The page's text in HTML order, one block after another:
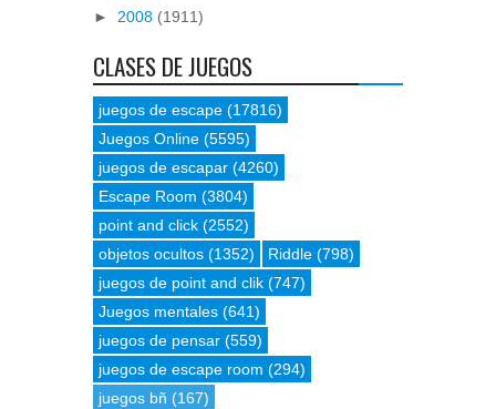
► 2008 (1911)
CLASES DE JUEGOS
juegos de escape (17816)
Juegos Online (5595)
juegos de escapar (4260)
Escape Room (3804)
point and click (2552)
objetos ocultos (1352) Riddle (798)
juegos de point and clik (747)
Juegos mentales (641)
juegos de pensar (559)
juegos de escape room (294)
juegos bñ (167)